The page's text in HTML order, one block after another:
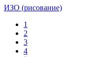
ИЗО (рисование)
1
2
3
4